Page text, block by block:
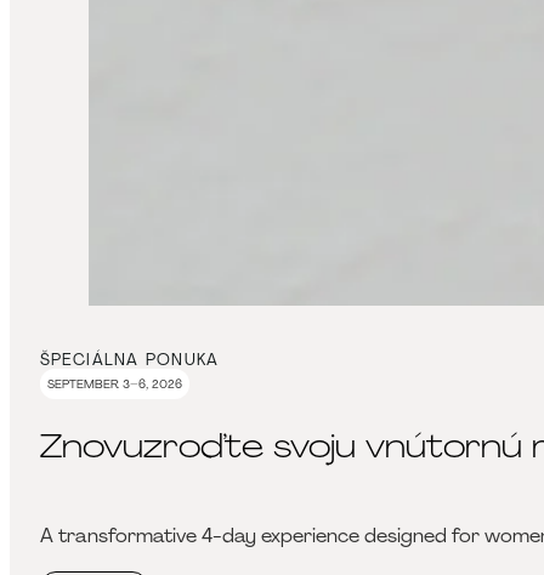
SEPTEMBER 3–6, 2026
Znovuzroďte svoju vnútornú
ŠPECIÁLNA PONUKA
A transformative 4-day experience designed for